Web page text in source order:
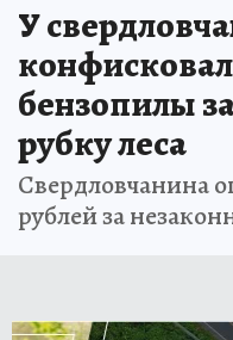
У
бензопилы
рубку леса
Свердловчанина
рублей за